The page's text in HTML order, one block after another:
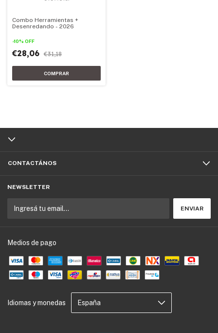
Combo Herramientas +
Desenredando - 2026
-10% OFF
€28,06 €31,18
CONTACTÁNOS
NEWSLETTER
Medios de pago
Idiomas y monedas